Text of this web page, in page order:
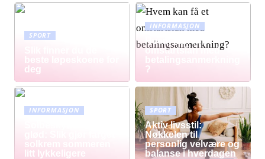
SPORT
beste løpeskoene for
deg
INFORMASJON
Hvem kan få et
omstartslån med
betalingsanmerkning
?
INFORMASJON
solkrem sommeren
litt lykkeligere
SPORT
Aktiv livsstil:
Nøkkelen til
personlig velvære og
balanse i hverdagen